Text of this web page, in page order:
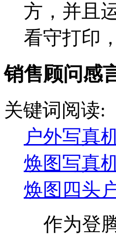
方，并且
看守打印
销售顾问感
关键词阅读:
户外写真
焕图写真
焕图四头
作为登腾